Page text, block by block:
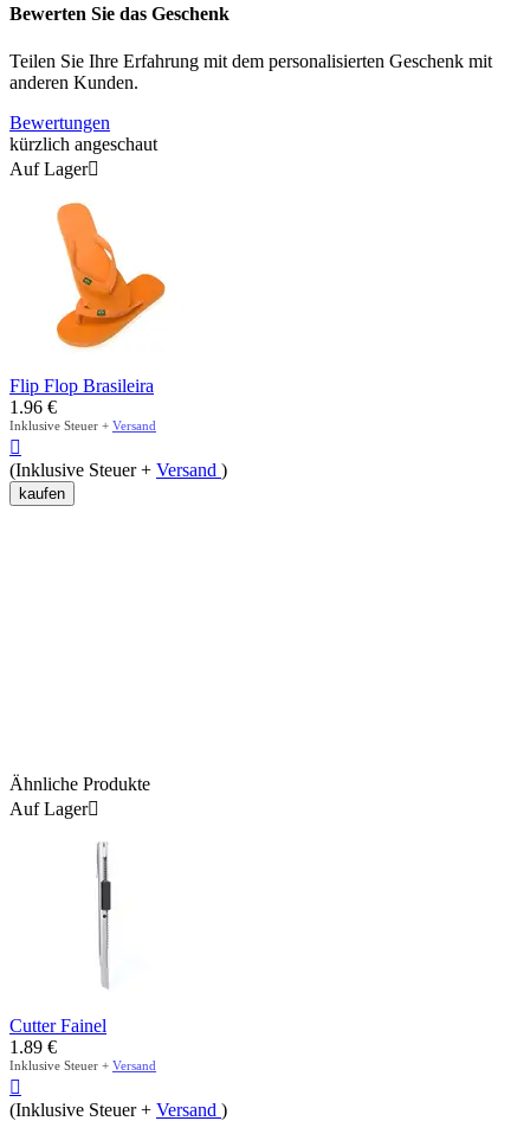
Bewerten Sie das Geschenk
Teilen Sie Ihre Erfahrung mit dem personalisierten Geschenk mit
anderen Kunden.
Bewertungen
kürzlich angeschaut
Auf Lager
Flip Flop Brasileira
1.96 €
Inklusive Steuer + Versand

(Inklusive Steuer + Versand )
kaufen
Ähnliche Produkte
Auf Lager
Cutter Fainel
1.89 €
Inklusive Steuer + Versand

(Inklusive Steuer + Versand )